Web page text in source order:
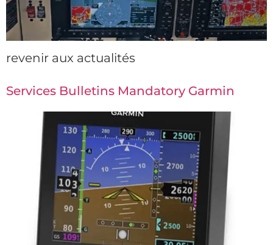
revenir aux actualités
Services Bulletins Mandatory Garmin